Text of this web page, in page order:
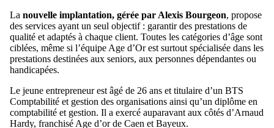
La nouvelle implantation, gérée par Alexis Bourgeon, propose
des services ayant un seul objectif : garantir des prestations de
qualité et adaptés à chaque client. Toutes les catégories d’âge sont
ciblées, même si l’équipe Age d’Or est surtout spécialisée dans les
prestations destinées aux seniors, aux personnes dépendantes ou
handicapées.
Le jeune entrepreneur est âgé de 26 ans et titulaire d’un BTS
Comptabilité et gestion des organisations ainsi qu’un diplôme en
comptabilité et gestion. Il a exercé auparavant aux côtés d’Arnaud
Hardy, franchisé Age d’or de Caen et Bayeux.